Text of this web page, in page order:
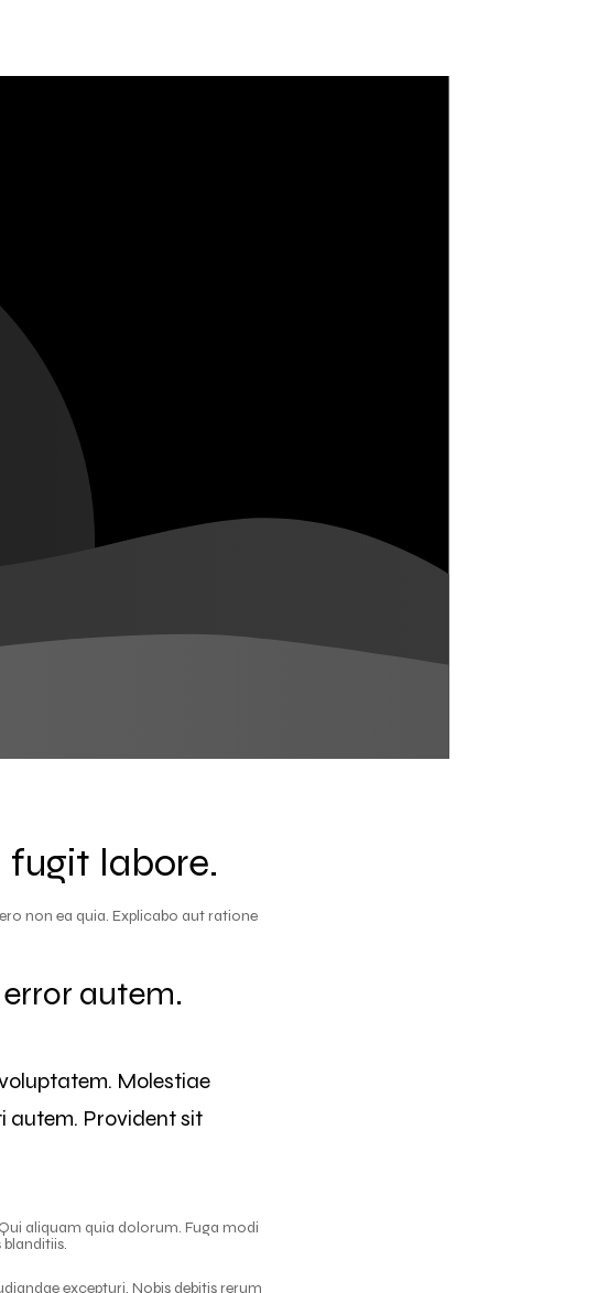
labore.
non ea quia. Explicabo aut ratione
autem.
Molestiae
autem. Provident sit
aliquam quia dolorum. Fuga modi
excepturi. Nobis debitis rerum